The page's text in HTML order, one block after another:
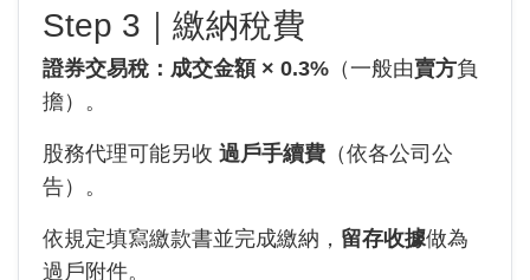
Step 3｜繳納稅費
證券交易稅：成交金額 × 0.3% （一般由賣方負
擔）。
股務代理可能另收 過戶手續費 （依各公司公
告）。
依規定填寫繳款書並完成繳納， 留存收據做為
過戶附件。